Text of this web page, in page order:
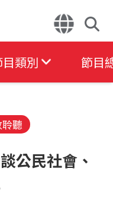
目類別 節目
聽
公民社會、